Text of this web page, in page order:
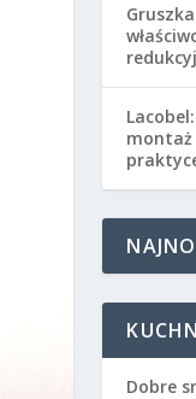
montaż
Dobre